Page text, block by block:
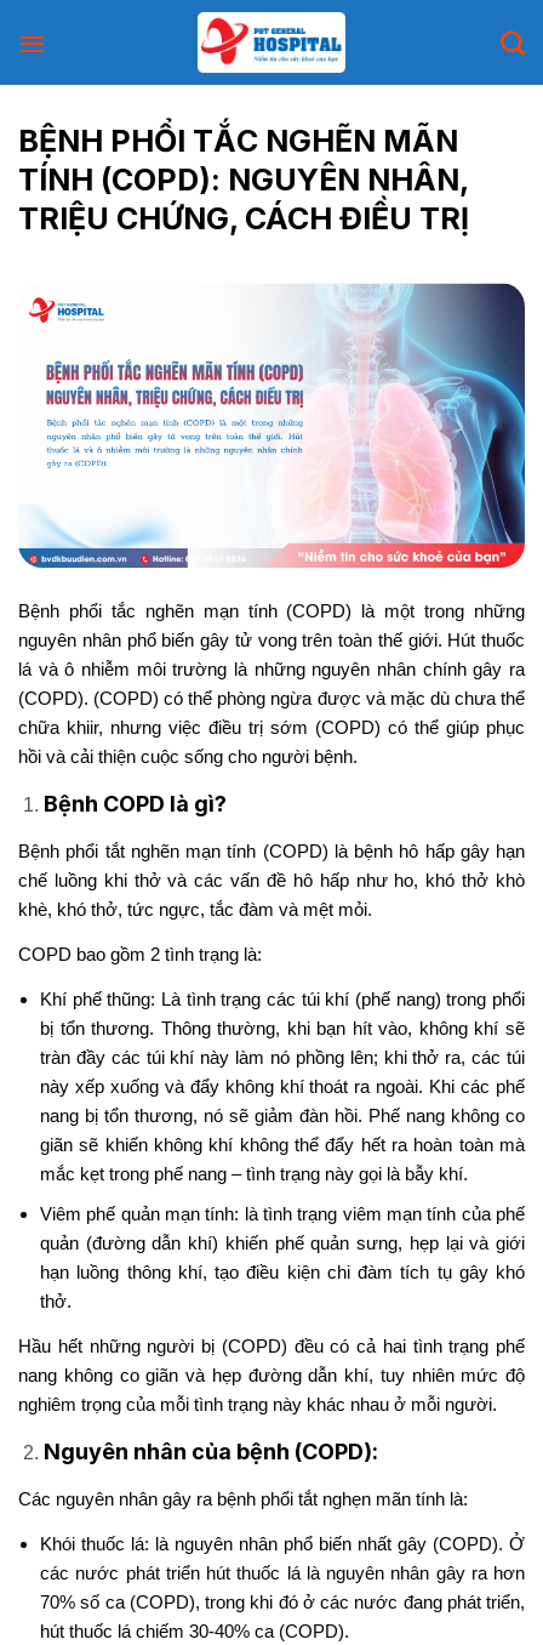
BỆNH PHỔI TẮC NGHẼN MÃN
TÍNH (COPD): NGUYÊN NHÂN,
TRIỆU CHỨNG, CÁCH ĐIỀU TRỊ
Bệnh phổi tắc nghẽn mạn tính (COPD) là một trong những
nguyên nhân phổ biến gây tử vong trên toàn thế giới. Hút thuốc
lá và ô nhiễm môi trường là những nguyên nhân chính gây ra
(COPD). (COPD) có thể phòng ngừa được và mặc dù chưa thể
chữa khiir, nhưng việc điều trị sớm (COPD) có thể giúp phục
hồi và cải thiện cuộc sống cho người bệnh.
Bệnh COPD là gì?
Bệnh phổi tắt nghẽn mạn tính (COPD) là bệnh hô hấp gây hạn
chế luồng khi thở và các vấn đề hô hấp như ho, khó thở khò
khè, khó thở, tức ngực, tắc đàm và mệt mỏi.
COPD bao gồm 2 tình trạng là:
Khí phế thũng: Là tình trạng các túi khí (phế nang) trong phổi
bị tổn thương. Thông thường, khi bạn hít vào, không khí sẽ
tràn đầy các túi khí này làm nó phồng lên; khi thở ra, các túi
này xếp xuống và đẩy không khí thoát ra ngoài. Khi các phế
nang bị tổn thương, nó sẽ giảm đàn hồi. Phế nang không co
giãn sẽ khiến không khí không thể đẩy hết ra hoàn toàn mà
mắc kẹt trong phế nang – tình trạng này gọi là bẫy khí.
Viêm phế quản mạn tính: là tình trạng viêm mạn tính của phế
quản (đường dẫn khí) khiến phế quản sưng, hẹp lại và giới
hạn luồng thông khí, tạo điều kiện chi đàm tích tụ gây khó
thở.
Hầu hết những người bị (COPD) đều có cả hai tình trạng phế
nang không co giãn và hẹp đường dẫn khí, tuy nhiên mức độ
nghiêm trọng của mỗi tình trạng này khác nhau ở mỗi người.
Nguyên nhân của bệnh (COPD):
Các nguyên nhân gây ra bệnh phổi tắt nghẹn mãn tính là:
Khói thuốc lá: là nguyên nhân phổ biến nhất gây (COPD). Ở
các nước phát triển hút thuốc lá là nguyên nhân gây ra hơn
70% số ca (COPD), trong khi đó ở các nước đang phát triển,
hút thuốc lá chiếm 30-40% ca (COPD).